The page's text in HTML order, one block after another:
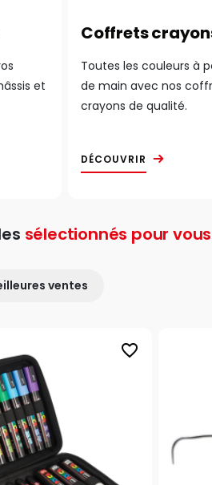
et
Coffrets
Toutes les couleurs à
de main avec nos
crayons de qualité.
DÉCOUVRIR
sélectionnés pour vous
ventes
favorite_border